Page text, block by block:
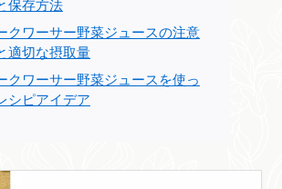
保存方法
クワーサー野菜ジュースの注意
適切な摂取量
クワーサー野菜ジュースを使っ
シピアイデア